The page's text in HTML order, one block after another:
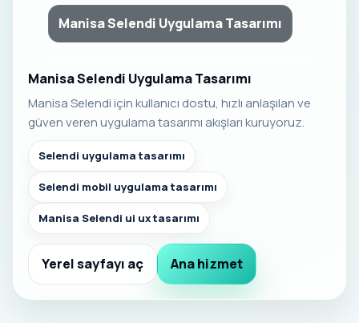
Manisa Selendi Uygulama Tasarımı
Manisa Selendi Uygulama Tasarımı
Manisa Selendi için kullanıcı dostu, hızlı anlaşılan ve
güven veren uygulama tasarımı akışları kuruyoruz.
Selendi uygulama tasarımı
Selendi mobil uygulama tasarımı
Manisa Selendi ui ux tasarımı
Yerel sayfayı aç Ana hizmet